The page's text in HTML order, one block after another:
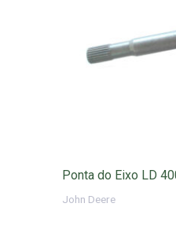
Ponta do Eixo LD
John Deere